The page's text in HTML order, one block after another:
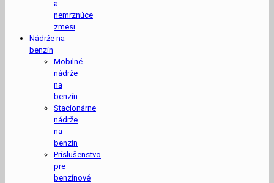
a
nemrznúce
zmesi
Nádrže na
benzín
Mobilné
nádrže
na
benzín
Stacionárne
nádrže
na
benzín
Príslušenstvo
pre
benzínové